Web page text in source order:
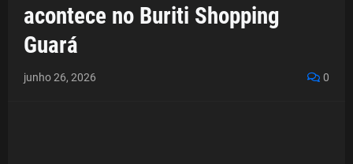
acontece no Buriti Shopping
Guará
junho 26, 2026 0